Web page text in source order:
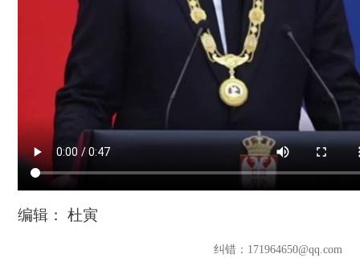
编辑： 杜寅
纠错：171964650@qq.com